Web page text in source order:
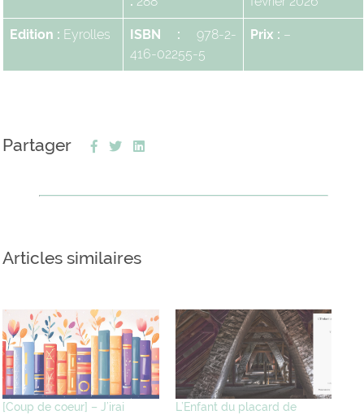
Edition : Eyrolles ISBN : 978-2-
416-02255-5
Prix : –
Partager
Articles similaires
[Coup de coeur] – J’irai
L’Enfant du placard de